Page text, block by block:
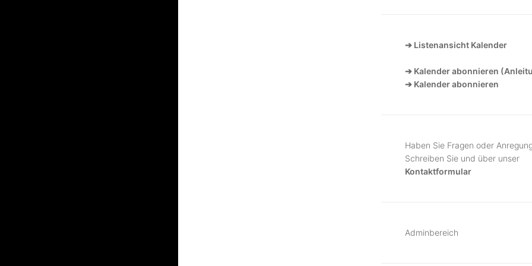
➔ Listenansicht Kalender
➔ Kalender abonnieren
➔ Kalender abonnieren
Haben Sie Fragen oder
Schreiben Sie und über unser
Kontaktformular
Adminbereich